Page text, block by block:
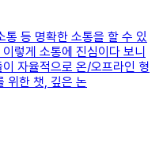
통 등 명확한 소통을 할 수 있
렇게 소통에 진심이다 보니
자율적으로 온/오프라인 형
위한 챗, 깊은 논